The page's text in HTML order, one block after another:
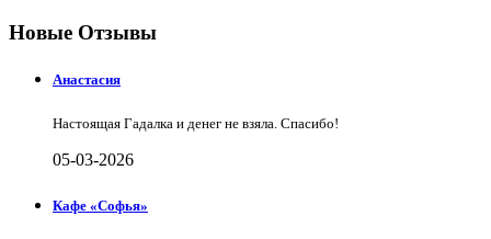
Новые Отзывы
Анастасия
Настоящая Гадалка и денег не взяла. Спасибо!
05-03-2026
Кафе «Софья»